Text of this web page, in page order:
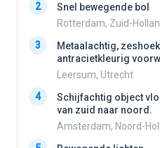
2
Snel bewegende bol
Rotterdam, Zuid-
3
Metaalachtig,
antracietkleurig
Leersum, Utrecht
4
Schijfachtig object
van zuid naar noord.
Amsterdam, Noord-